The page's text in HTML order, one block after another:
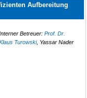
Aufbereitung
Betreuer: Prof. Dr.
Turowski, Yassar Nader